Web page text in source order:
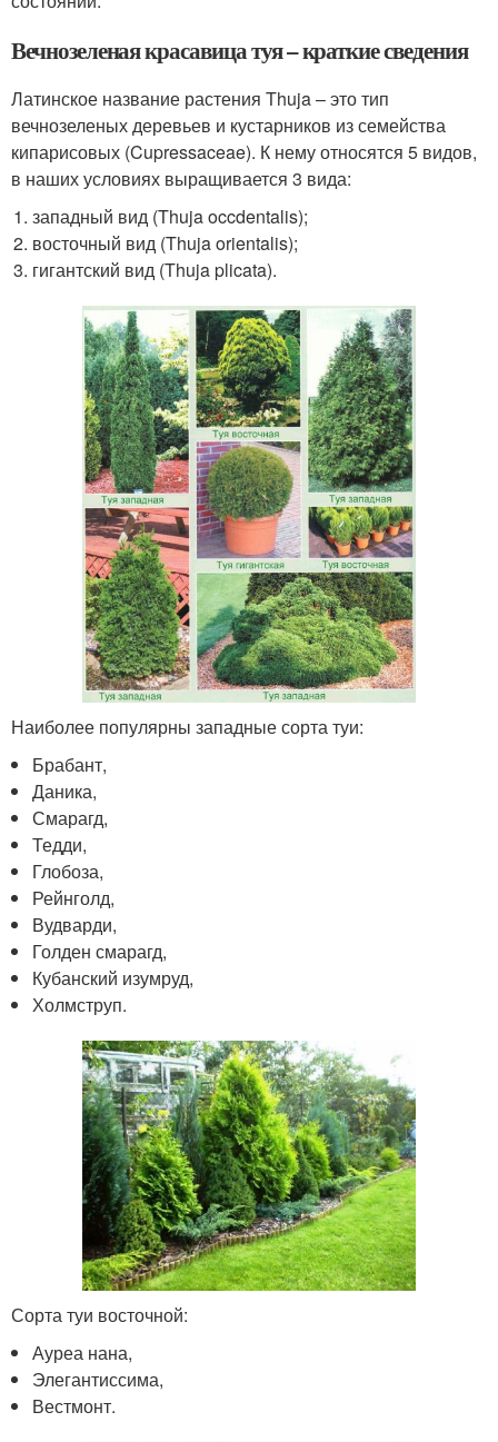
Вечнозеленая красавица туя – краткие сведения
Латинское название растения Thuja – это тип
вечнозеленых деревьев и кустарников из семейства
кипарисовых (Cupressaceae). К нему относятся 5 видов,
в наших условиях выращивается 3 вида:
западный вид (Thuja occdentalis);
восточный вид (Thuja orientalis);
гигантский вид (Thuja plicata).
Наиболее популярны западные сорта туи:
Брабант,
Даника,
Смарагд,
Тедди,
Глобоза,
Рейнголд,
Вудварди,
Голден смарагд,
Кубанский изумруд,
Холмструп.
Сорта туи восточной:
Ауреа нана,
Элегантиссима,
Вестмонт.